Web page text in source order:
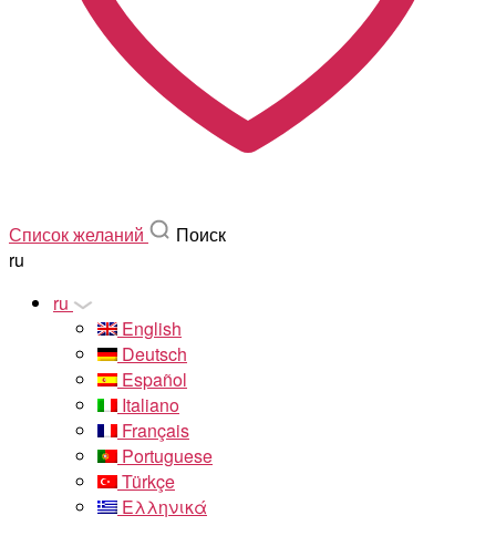
Список желаний
Поиск
ru
ru
English
Deutsch
Español
Italiano
Français
Portuguese
Türkçe
Ελληνικά